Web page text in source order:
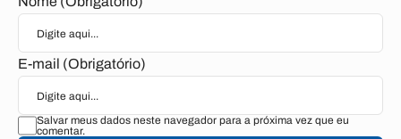
E-mail (Obrigatório)
Salvar meus dados neste navegador para a próxima vez que eu
comentar.